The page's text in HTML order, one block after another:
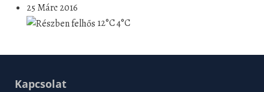
25 Márc 2016
12°C4°C
Kapcsolat